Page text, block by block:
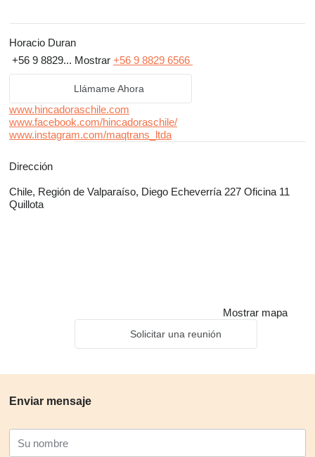
Horacio Duran
+56 9 8829... Mostrar +56 9 8829 6566
Llámame Ahora
www.hincadoraschile.com
www.facebook.com/hincadoraschile/
www.instagram.com/maqtrans_ltda
Dirección
Chile, Región de Valparaíso, Diego Echeverría 227 Oficina 11
Quillota
Mostrar mapa
Solicitar una reunión
Enviar mensaje